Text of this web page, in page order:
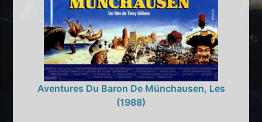
Aventures Du Baron De Münchausen, Les
(1988)